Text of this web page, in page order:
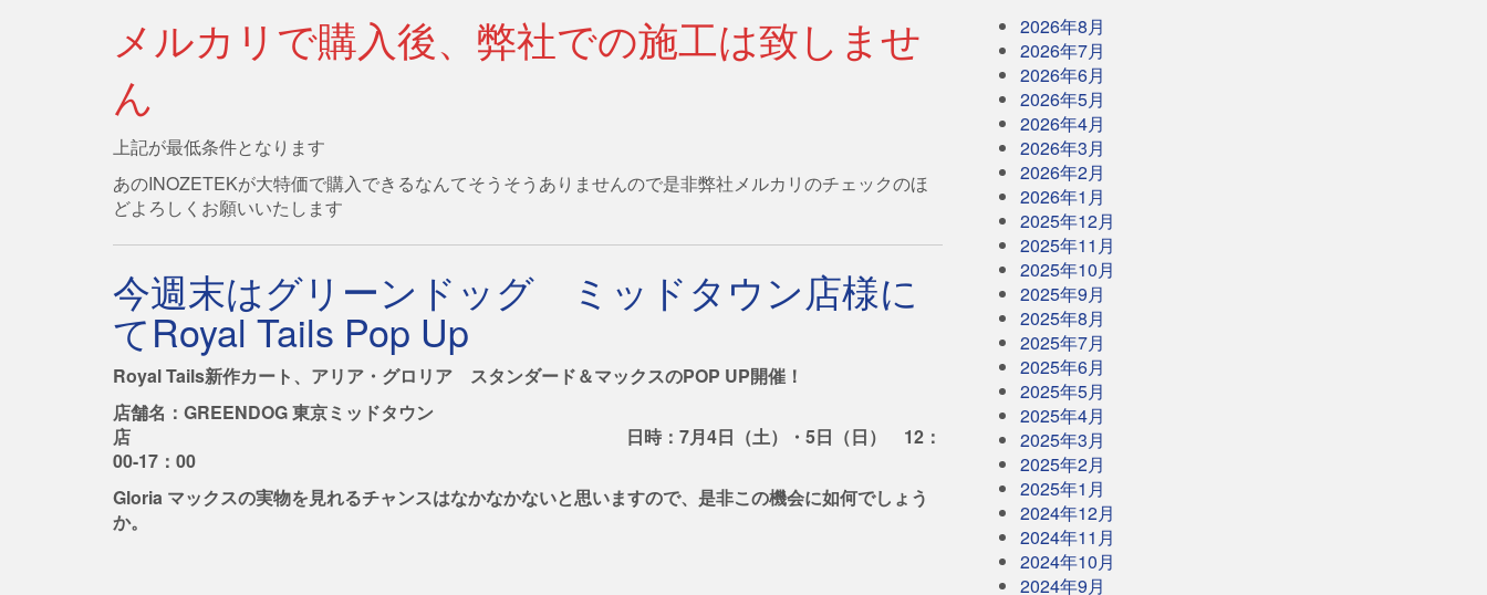
メルカリで購入後、弊社での施工は致しませ
ん
上記が最低条件となります
あのINOZETEKが大特価で購入できるなんてそうそうありませんので是非弊社メルカリのチェックのほ
どよろしくお願いいたします
今週末はグリーンドッグ ミッドタウン店様に
てRoyal Tails Pop Up
Royal Tails新作カート、アリア・グロリア スタンダード＆マックスのPOP UP開催！
店舗名：GREENDOG 東京ミッドタウン
店 日時：7月4日（土）・5日（日） 12：
00-17：00
Gloria マックスの実物を見れるチャンスはなかなかないと思いますので、是非この機会に如何でしょう
か。
2026年8月
2026年7月
2026年6月
2026年5月
2026年4月
2026年3月
2026年2月
2026年1月
2025年12月
2025年11月
2025年10月
2025年9月
2025年8月
2025年7月
2025年6月
2025年5月
2025年4月
2025年3月
2025年2月
2025年1月
2024年12月
2024年11月
2024年10月
2024年9月